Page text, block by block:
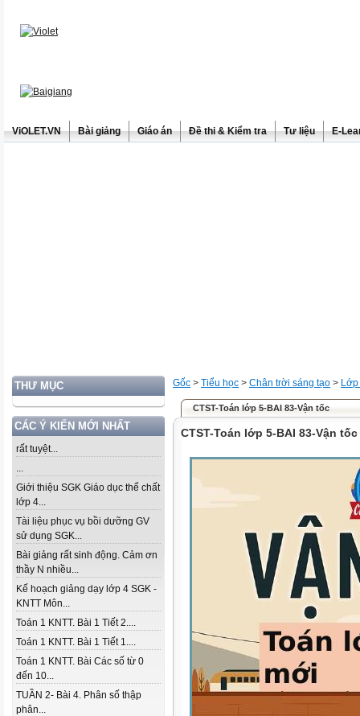
ViOLET.VN Bài giảng Giáo án Đề thi & Kiểm tra Tư liệu E-
THƯ MỤC
CÁC Ý KIẾN MỚI NHẤT
rất tuyệt...
...
Giới thiệu SGK Giáo dục thể chất
lớp 4...
Tài liệu phục vụ bồi dưỡng GV
sử dụng SGK...
Bài giảng rất sinh động. Cảm ơn
thầy N nhiều...
Kế hoạch giảng dạy lớp 4 SGK -
KNTT Môn...
Toán 1 KNTT. Bài 1 Tiết 2....
Toán 1 KNTT. Bài 1 Tiết 1....
Toán 1 KNTT. Bài Các số từ 0
đến 10...
TUẦN 2- Bài 4. Phân số thập
phân...
Gốc > Tiểu học > Chân trời sáng tạo >
CTST-Toán lớp 5-BAI 83-Vận tốc
CTST-Toán lớp 5-BAI 83-Vận tốc